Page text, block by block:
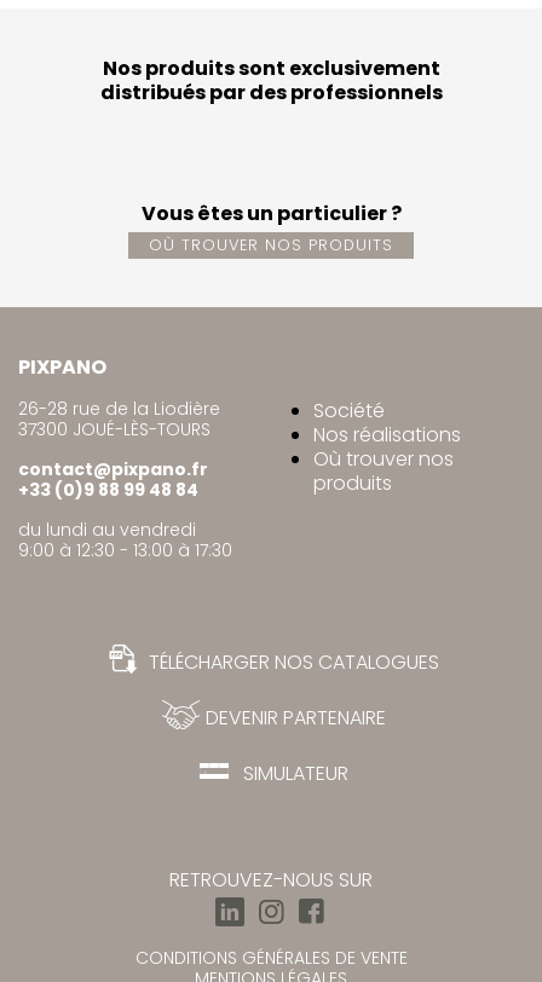
Nos produits sont exclusivement
distribués par des professionnels
Vous êtes un particulier ?
OÙ TROUVER NOS PRODUITS
PIXPANO
26-28 rue de la Liodière
37300 JOUÉ-LÈS-TOURS
contact@pixpano.fr
+33 (0)9 88 99 48 84
du lundi au vendredi
9:00 à 12:30 - 13:00 à 17:30
Société
Nos réalisations
Où trouver nos
produits
TÉLÉCHARGER NOS CATALOGUES
DEVENIR PARTENAIRE
SIMULATEUR
RETROUVEZ-NOUS SUR
CONDITIONS GÉNÉRALES DE VENTE